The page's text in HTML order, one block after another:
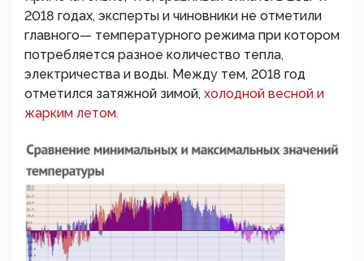
2018 годах, эксперты и чиновники не отметили
главного— температурного режима при котором
потребляется разное количество тепла,
электричества и воды. Между тем, 2018 год
отметился затяжной зимой, холодной весной и
жарким летом.